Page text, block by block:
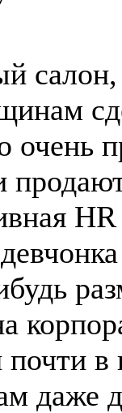
салон,
очень
почти
даже